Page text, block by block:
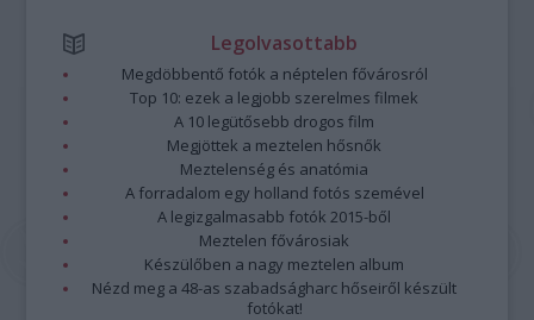
Legolvasottabb
Megdöbbentő fotók a néptelen fővárosról
Top 10: ezek a legjobb szerelmes filmek
A 10 legütősebb drogos film
Megjöttek a meztelen hősnők
Meztelenség és anatómia
A forradalom egy holland fotós szemével
A legizgalmasabb fotók 2015-ből
Meztelen fővárosiak
Készülőben a nagy meztelen album
Nézd meg a 48-as szabadságharc hőseiről készült
fotókat!